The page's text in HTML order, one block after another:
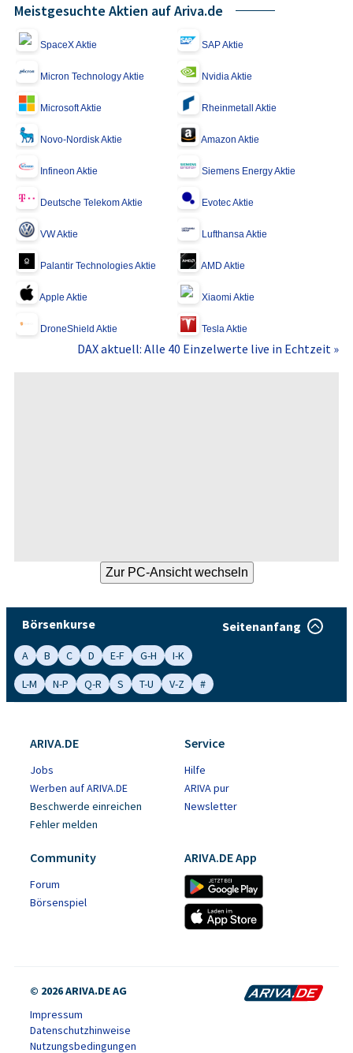
Meistgesuchte Aktien auf Ariva.de
SpaceX Aktie SAP Aktie
Micron Technology Aktie Nvidia Aktie
Microsoft Aktie Rheinmetall Aktie
Novo-Nordisk Aktie Amazon Aktie
Infineon Aktie Siemens Energy Aktie
Deutsche Telekom Aktie Evotec Aktie
VW Aktie Lufthansa Aktie
Palantir Technologies Aktie AMD Aktie
Apple Aktie Xiaomi Aktie
DroneShield Aktie Tesla Aktie
DAX aktuell: Alle 40 Einzelwerte live in Echtzeit »
Börsenkurse Seitenanfang
A B C D E-F G-H
I-K
L-M
N-P Q-R S T-U V-Z #
ARIVA.DE
Jobs
Werben auf ARIVA.DE
Beschwerde einreichen
Fehler melden
Service
Hilfe
ARIVA pur
Newsletter
Community
Forum
Börsenspiel
ARIVA.DE App
© 2026 ARIVA.DE AG
Impressum
Datenschutzhinweise
Nutzungsbedingungen